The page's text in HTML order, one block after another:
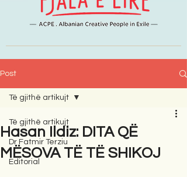
Post
Të gjithë artikujt
Dr Fatmir Terziu
Editorial
Të gjithë artikujt
Hasan Ildiz: DITA QË
MËSOVA TË TË SHIKOJ